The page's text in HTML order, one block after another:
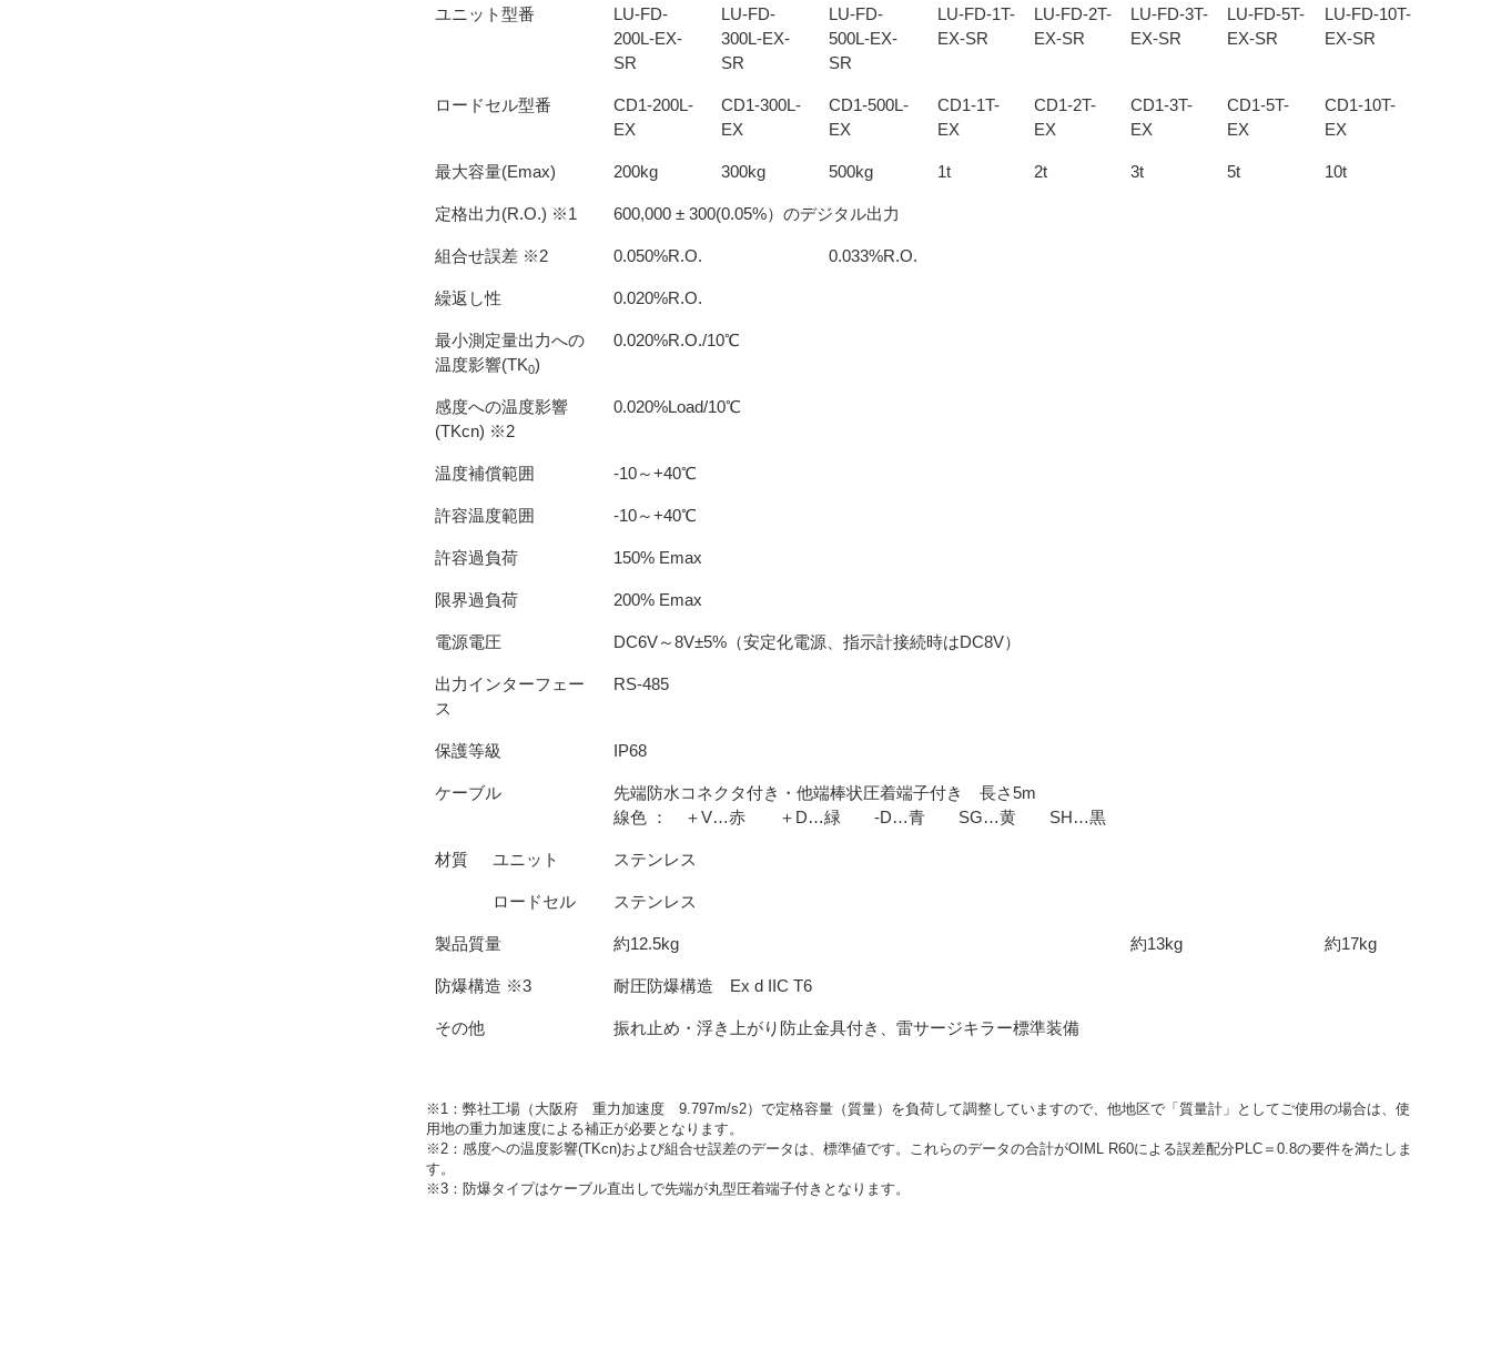
ユニット型番
LU-FD-
200L-EX-
SR
LU-FD-
300L-EX-
SR
LU-FD-
500L-EX-
SR
LU-FD-1T-
EX-SR
LU-FD-2T-
EX-SR
LU-FD-3T-
EX-SR
LU-FD-5T-
EX-SR
LU-FD-10T-
EX-SR
ロードセル型番
CD1-200L-
EX
CD1-300L-
EX
CD1-500L-
EX
CD1-1T-
EX
CD1-2T-
EX
CD1-3T-
EX
CD1-5T-
EX
CD1-10T-
EX
最大容量(Emax) 200kg 300kg 500kg 1t 2t 3t 5t 10t
定格出力(R.O.) ※1 600,000 ± 300(0.05%）のデジタル出力
組合せ誤差 ※2 0.050%R.O. 0.033%R.O.
繰返し性 0.020%R.O.
最小測定量出力への
温度影響(TK0)
0.020%R.O./10℃
感度への温度影響
(TKcn) ※2
0.020%Load/10℃
温度補償範囲 -10～+40℃
許容温度範囲 -10～+40℃
許容過負荷 150% Emax
限界過負荷 200% Emax
電源電圧 DC6V～8V±5%（安定化電源、指示計接続時はDC8V）
出力インターフェー
ス
RS-485
保護等級 IP68
ケーブル
先端防水コネクタ付き・他端棒状圧着端子付き 長さ5m
線色 ： ＋V…赤 ＋D…緑 -D…青 SG…黄 SH…黒
材質 ユニット ステンレス
ロードセル ステンレス
製品質量 約12.5kg 約13kg 約17kg
防爆構造 ※3 耐圧防爆構造 Ex d IIC T6
その他 振れ止め・浮き上がり防止金具付き、雷サージキラー標準装備
※1：弊社工場（大阪府 重力加速度 9.797m/s2）で定格容量（質量）を負荷して調整していますので、他地区で「質量計」としてご使用の場合は、使
用地の重力加速度による補正が必要となります。
※2：感度への温度影響(TKcn)および組合せ誤差のデータは、標準値です。これらのデータの合計がOIML R60による誤差配分PLC＝0.8の要件を満たしま
す。
※3：防爆タイプはケーブル直出しで先端が丸型圧着端子付きとなります。